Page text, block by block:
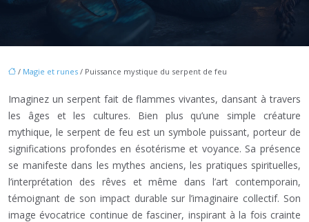
/ Magie et runes / Puissance mystique du serpent de feu
Imaginez un serpent fait de flammes vivantes, dansant à travers
les âges et les cultures. Bien plus qu’une simple créature
mythique, le serpent de feu est un symbole puissant, porteur de
significations profondes en ésotérisme et voyance. Sa présence
se manifeste dans les mythes anciens, les pratiques spirituelles,
l’interprétation des rêves et même dans l’art contemporain,
témoignant de son impact durable sur l’imaginaire collectif. Son
image évocatrice continue de fasciner, inspirant à la fois crainte